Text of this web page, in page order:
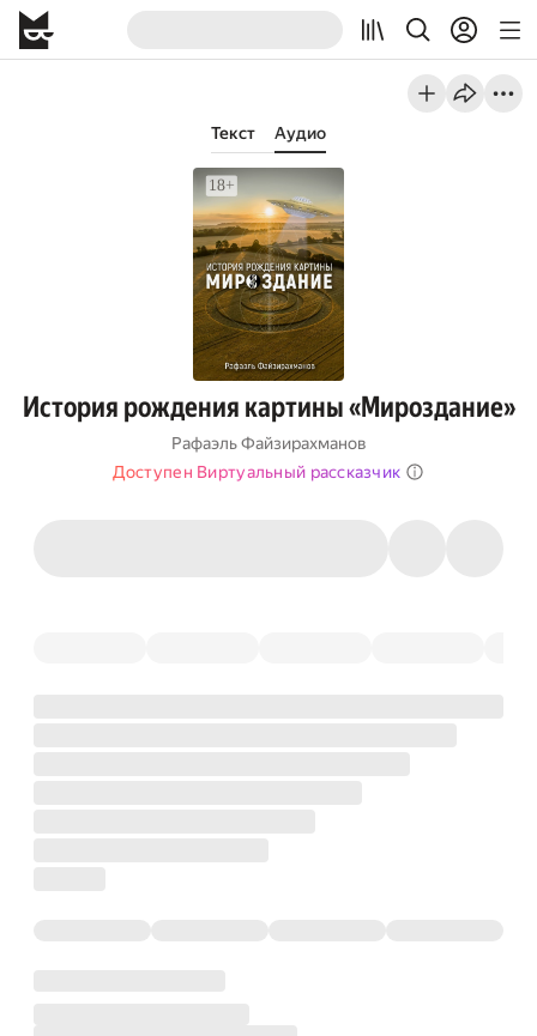
Текст Аудио
История рождения картины «Мироздание»
Рафаэль Файзирахманов
Доступен Виртуальный рассказчик